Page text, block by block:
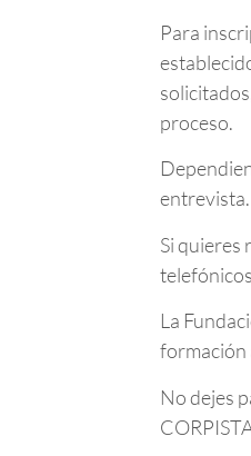
Para
proceso.
entrevista.
Si quieres
La
formación
No dejes